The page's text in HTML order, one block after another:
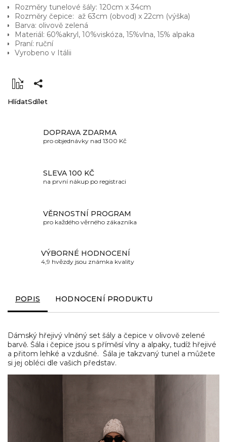
Rozměry tunelové šály: 120cm x 34cm
Rozměry čepice: až 63cm (obvod) x 22cm (výška)
Barva: olivově zelená
Materiál: 60%akryl, 10%viskóza, 15%vlna, 15% alpaka
Praní: ruční
Vyrobeno v Itálii
HlídatSdílet
DOPRAVA ZDARMA
pro objednávky nad 1300 Kč
SLEVA 100 KČ
na první nákup po registraci
VĚRNOSTNÍ PROGRAM
pro každého věrného zákazníka
VÝBORNÉ HODNOCENÍ
4,9 hvězdy jsou známka kvality
POPIS HODNOCENÍ PRODUKTU
Dámský hřejivý vlněný set šály a čepice v olivově zelené
barvě. Šála i čepice jsou s příměsí vlny a alpaky, tudíž hřejivé
a přitom lehké a vzdušné. Šála je takzvaný tunel a můžete
si jej obléci dle vašich představ.